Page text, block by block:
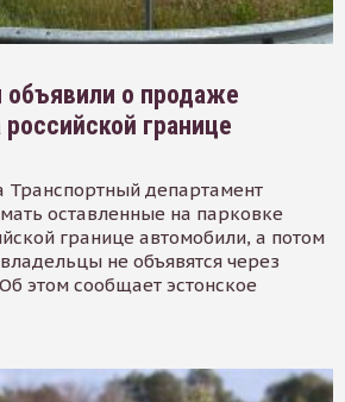
объявили о продаже
границе
Транспортный департамент
оставленные на парковке
границе автомобили, а потом
не объявятся через
этом сообщает эстонское